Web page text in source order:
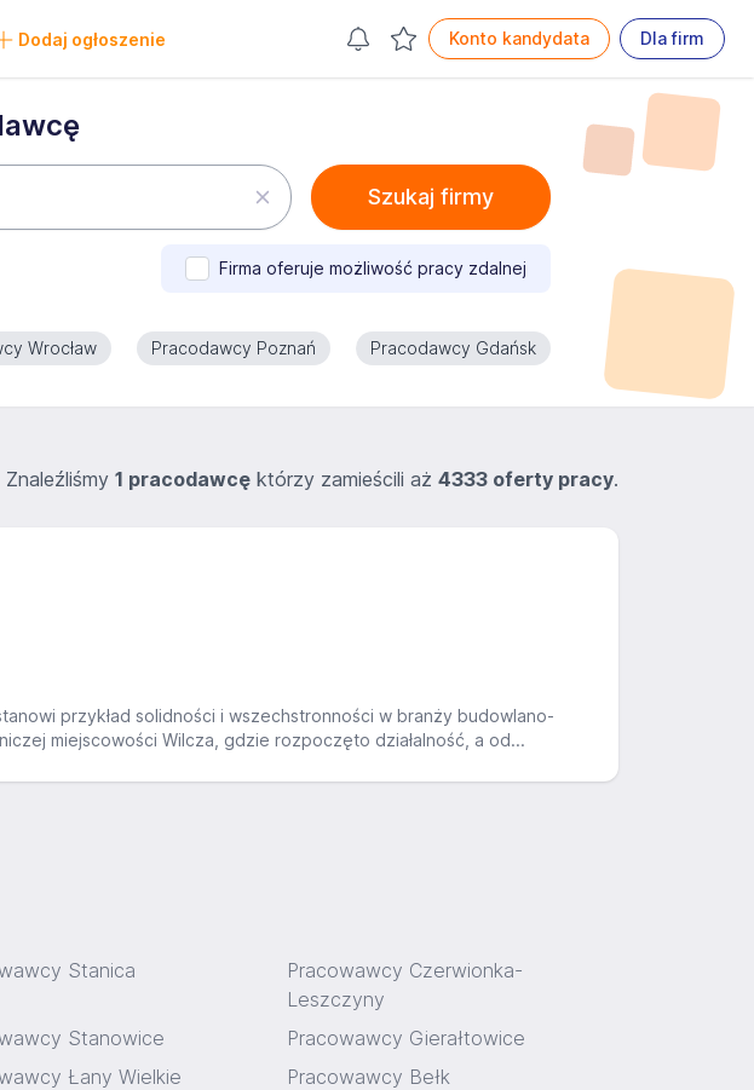
Dodaj ogłoszenie Konto kandydata Dla firm
Szukaj firmy
Firma oferuje możliwość pracy zdalnej
Wrocław Pracodawcy Poznań Pracodawcy Gdańsk
Znaleźliśmy 1 pracodawcę którzy zamieścili aż 4333 oferty pracy.
przykład solidności i wszechstronności w branży budowlano-
miejscowości Wilcza, gdzie rozpoczęto działalność, a od...
Stanica
Pracowawcy Czerwionka-
Leszczyny
Stanowice
Pracowawcy Gierałtowice
Łany Wielkie
Pracowawcy Bełk